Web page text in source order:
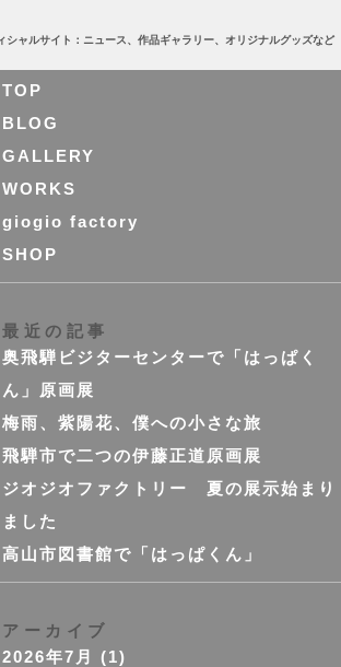
シャルサイト：ニュース、作品ギャラリー、オリジナルグッズなど
TOP
BLOG
GALLERY
WORKS
giogio factory
SHOP
最近の記事
奥飛騨ビジターセンターで「はっぱく
ん」原画展
梅雨、紫陽花、僕への小さな旅
飛騨市で二つの伊藤正道原画展
ジオジオファクトリー 夏の展示始まり
ました
高山市図書館で「はっぱくん」
アーカイブ
2026年7月
(1)